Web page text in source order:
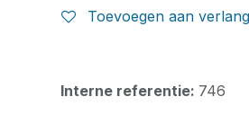
Toevoegen aan
Interne referentie: 746